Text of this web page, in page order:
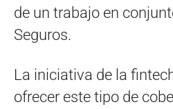
de un trabajo en
Seguros.
La iniciativa de la
ofrecer este tipo de